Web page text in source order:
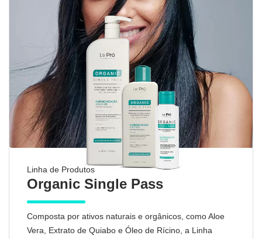
Linha de Produtos
Organic Single Pass
Composta por ativos naturais e orgânicos, como Aloe
Vera, Extrato de Quiabo e Óleo de Rícino, a Linha